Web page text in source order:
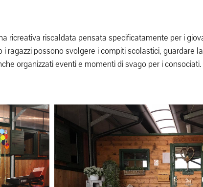
ricreativa riscaldata pensata specificatamente per i
i ragazzi possono svolgere i compiti scolastici,
organizzati eventi e momenti di svago per i